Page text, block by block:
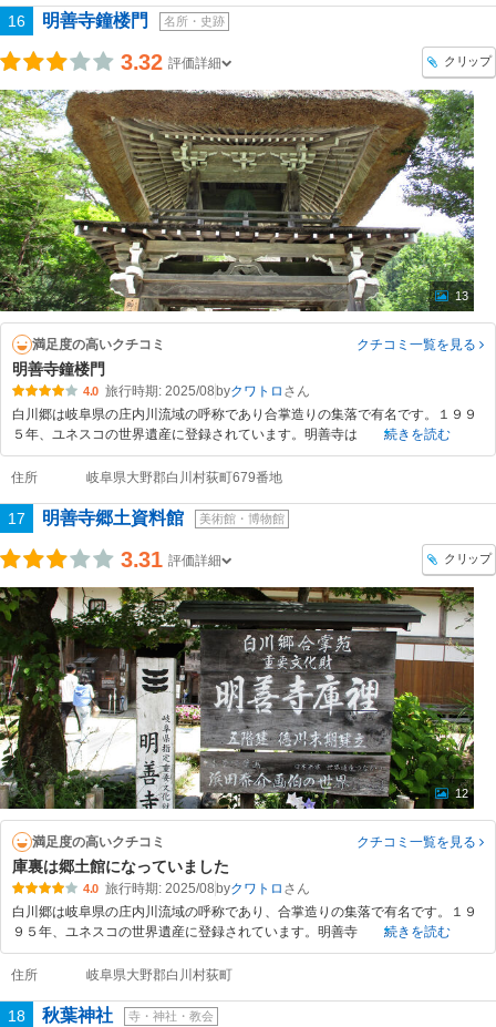
16 明善寺鐘楼門 名所・史跡
3.32 評価詳細 クリップ
13
満足度の高いクチコミ クチコミ一覧を見る
明善寺鐘楼門
4.0 旅行時期: 2025/08 byクワトロ
白川郷は岐阜県の庄内川流域の呼称であり合掌造りの集落で有名です。１９９
５年、ユネスコの世界遺産に登録されています。明善寺は
続きを読む
住所 岐阜県大野郡白川村荻町679番地
17 明善寺郷土資料館 美術館・博物館
3.31 評価詳細 クリップ
12
満足度の高いクチコミ クチコミ一覧を見る
庫裏は郷土館になっていました
4.0 旅行時期: 2025/08 byクワトロ
白川郷は岐阜県の庄内川流域の呼称であり、合掌造りの集落で有名です。１９
９５年、ユネスコの世界遺産に登録されています。明善寺
続きを読む
住所 岐阜県大野郡白川村荻町
18 秋葉神社 寺・神社・教会